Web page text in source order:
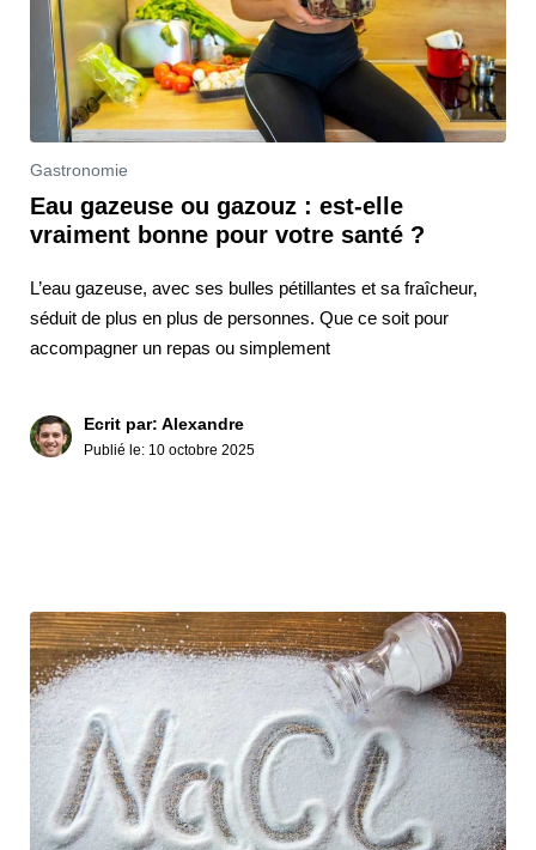
Gastronomie
Eau gazeuse ou gazouz : est-elle
vraiment bonne pour votre santé ?
L’eau gazeuse, avec ses bulles pétillantes et sa fraîcheur,
séduit de plus en plus de personnes. Que ce soit pour
accompagner un repas ou simplement
Ecrit par: Alexandre
Publié le: 10 octobre 2025